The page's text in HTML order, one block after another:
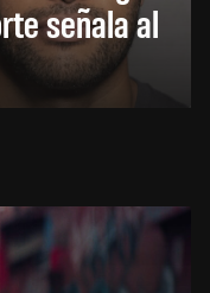
señala al